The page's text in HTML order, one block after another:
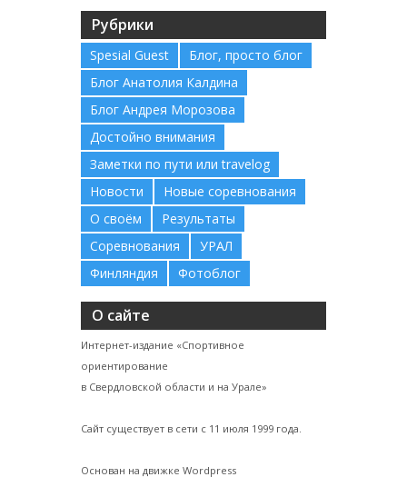
Рубрики
Spesial Guest
Блог, просто блог
Блог Анатолия Калдина
Блог Андрея Морозова
Достойно внимания
Заметки по пути или travelog
Новости
Новые соревнования
О своём
Результаты
Соревнования
УРАЛ
Финляндия
Фотоблог
О сайте
Интернет-издание «Спортивное
ориентирование
в Свердловской области и на Урале»
Сайт существует в сети с 11 июля 1999 года.
Основан на движке Wordpress